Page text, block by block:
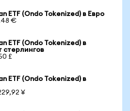
ETF (Ondo Tokenized) в Евро
€
ETF (Ondo Tokenized) в
стерлингов
£
ETF (Ondo Tokenized) в
¥